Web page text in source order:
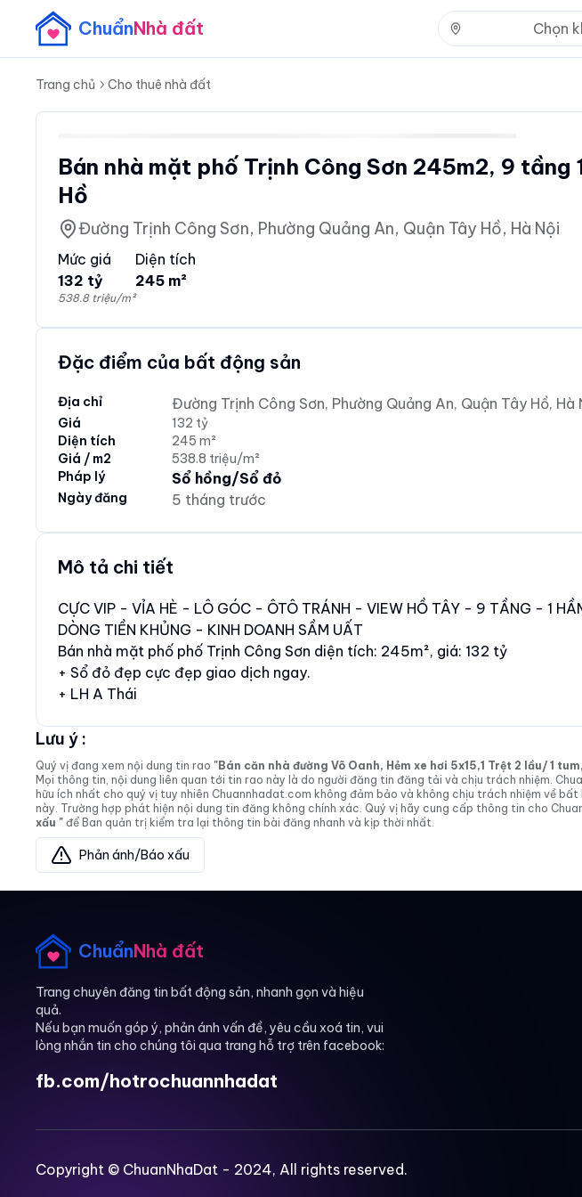
ChuẩnNhà đất Chọn
Trang chủ Cho thuê nhà đất
Bán nhà mặt phố Trịnh Công Sơn 245m2, 9 tầng
Hồ
Đường Trịnh Công Sơn, Phường Quảng An, Quận Tây Hồ, Hà Nội
Mức giá
132 tỷ
538.8 triệu/m²
Diện tích
245 m²
Đặc điểm của bất động sản
Địa chỉ Đường Trịnh Công Sơn, Phường Quảng An, Quận Tây Hồ, Hà
Giá
132 tỷ
Diện tích
245 m²
Giá / m2
538.8 triệu/m²
Pháp lý
Sổ hồng/Sổ đỏ
Ngày đăng 5 tháng trước
Mô tả chi tiết
CỰC VIP - VỈA HÈ - LÔ GÓC - ÔTÔ TRÁNH - VIEW HỒ TÂY - 9 TẦNG - 1
DÒNG TIỀN KHỦNG - KINH DOANH SẦM UẤT
Bán nhà mặt phố phố Trịnh Công Sơn diện tích: 245m², giá: 132 tỷ
+ Sổ đỏ đẹp cực đẹp giao dịch ngay.
+ LH A Thái
Lưu ý :
Quý vị đang xem nội dung tin rao "Bán căn nhà đường Võ Oanh, Hẻm xe hơi 5x15,1 Trệt 2 lầu/ 1
Mọi thông tin, nội dung liên quan tới tin rao này là do người đăng tin đăng tải và chịu trách nhiệm.
hữu ích nhất cho quý vị tuy nhiên Chuannhadat.com không đảm bảo và không chịu trách nhiệm về
này. Trường hợp phát hiện nội dung tin đăng không chính xác. Quý vị hãy cung cấp thông tin cho
xấu " để Ban quản trị kiểm tra lại thông tin bài đăng nhanh và kịp thời nhất.
Phản ánh/Báo xấu
ChuẩnNhà đất
Trang chuyên đăng tin bất động sản, nhanh gọn và hiệu
quả.
Nếu bạn muốn góp ý, phản ánh vấn đề, yêu cầu xoá tin, vui
lòng nhắn tin cho chúng tôi qua trang hỗ trợ trên facebook:
fb.com/hotrochuannhadat
Copyright © ChuanNhaDat - 2024, All rights reserved.